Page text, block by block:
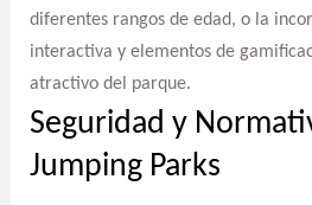
diferentes rangos de edad, o la
interactiva y elementos de
atractivo del parque.
Seguridad y
Jumping Parks